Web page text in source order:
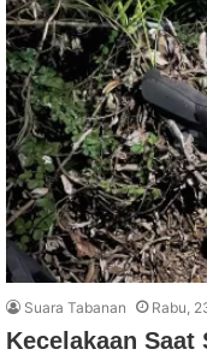
Suara Tabanan Rabu,
Kecelakaan Saat